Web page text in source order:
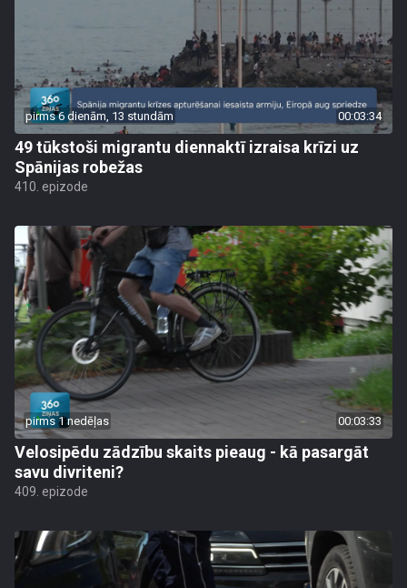
pirms 6 dienām, 13 stundām 00:03:34
49 tūkstoši migrantu diennaktī izraisa krīzi uz
Spānijas robežas
410. epizode
pirms 1 nedēļas 00:03:33
Velosipēdu zādzību skaits pieaug - kā pasargāt
savu divriteni?
409. epizode